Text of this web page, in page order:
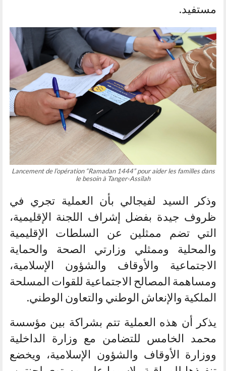
مستفيد.
Lancement de l’opération “Ramadan 1444” pour aider les familles dans
le besoin à Tanger-Assilah
وذكر السيد لفيجالي بأن العملية تجري في
ظروف جيدة بفضل إشراف اللجنة الإقليمية،
التي تضم ممثلين عن السلطات الإقليمية
والمحلية وممثلي وزارتي الصحة والحماية
الاجتماعية والأوقاف والشؤون الإسلامية،
ومساهمة المصالح الاجتماعية للقوات المسلحة
الملكية والإنعاش الوطني والتعاون الوطني.
يذكر أن هذه العملية تتم بشراكة بين مؤسسة
محمد الخامس للتضامن مع وزارة الداخلية
ووزارة الأوقاف والشؤون الإسلامية، ويخضع